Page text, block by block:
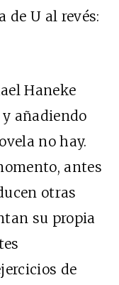
de U al revés:
Haneke
añadiendo
no hay.
antes
otras
su propia
de